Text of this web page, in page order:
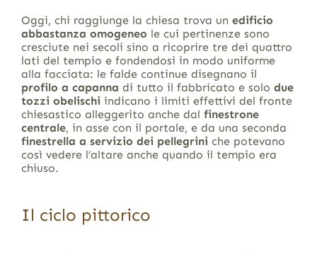
Oggi, chi raggiunge la chiesa trova un edificio
abbastanza omogeneo le cui pertinenze sono
cresciute nei secoli sino a ricoprire tre dei quattro
lati del tempio e fondendosi in modo uniforme
alla facciata: le falde continue disegnano il
profilo a capanna di tutto il fabbricato e solo due
tozzi obelischiindicano i limiti effettivi del fronte
chiesastico alleggerito anche dal finestrone
centrale, in asse con il portale, e da una seconda
finestrella a servizio dei pellegrini che potevano
così vedere l’altare anche quando il tempio era
chiuso.
Il ciclo pittorico